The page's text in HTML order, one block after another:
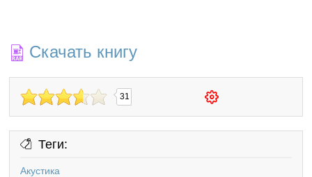
Скачать книгу
31
Теги:
Акустика